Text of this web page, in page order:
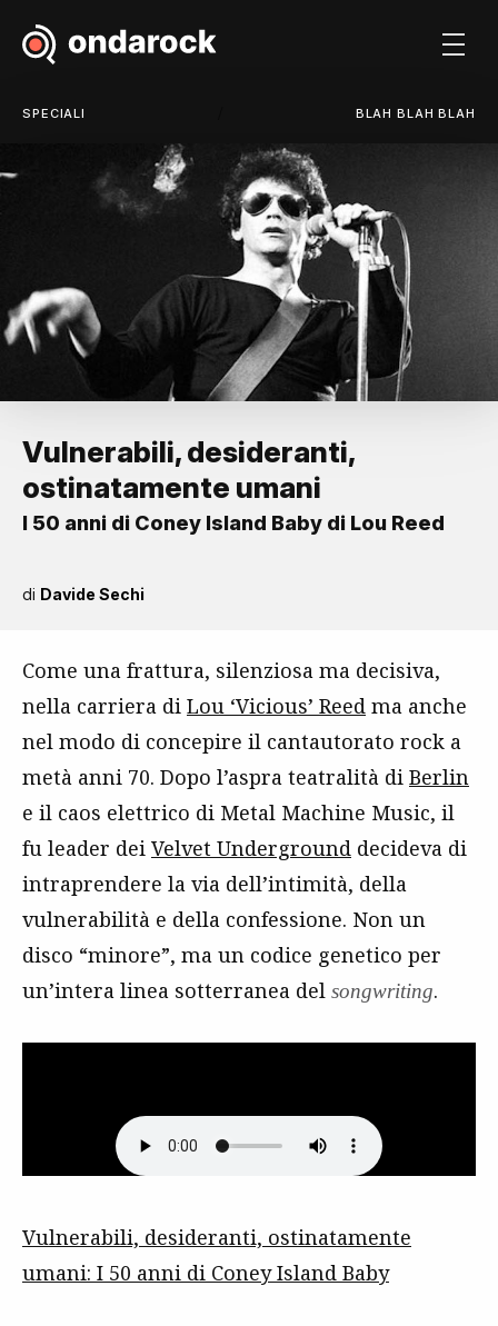
SPECIALI BLAH BLAH BLAH
Vulnerabili, desideranti,
ostinatamente umani
I 50 anni di Coney Island Baby di Lou Reed
di Davide Sechi
Come una frattura, silenziosa ma decisiva,
nella carriera di Lou ‘Vicious’ Reed ma anche
nel modo di concepire il cantautorato rock a
metà anni 70. Dopo l’aspra teatralità di Berlin
e il caos elettrico di Metal Machine Music, il
fu leader dei Velvet Underground decideva di
intraprendere la via dell’intimità, della
vulnerabilità e della confessione. Non un
disco “minore”, ma un codice genetico per
un’intera linea sotterranea del songwriting.
Vulnerabili, desideranti, ostinatamente
umani: I 50 anni di Coney Island Baby